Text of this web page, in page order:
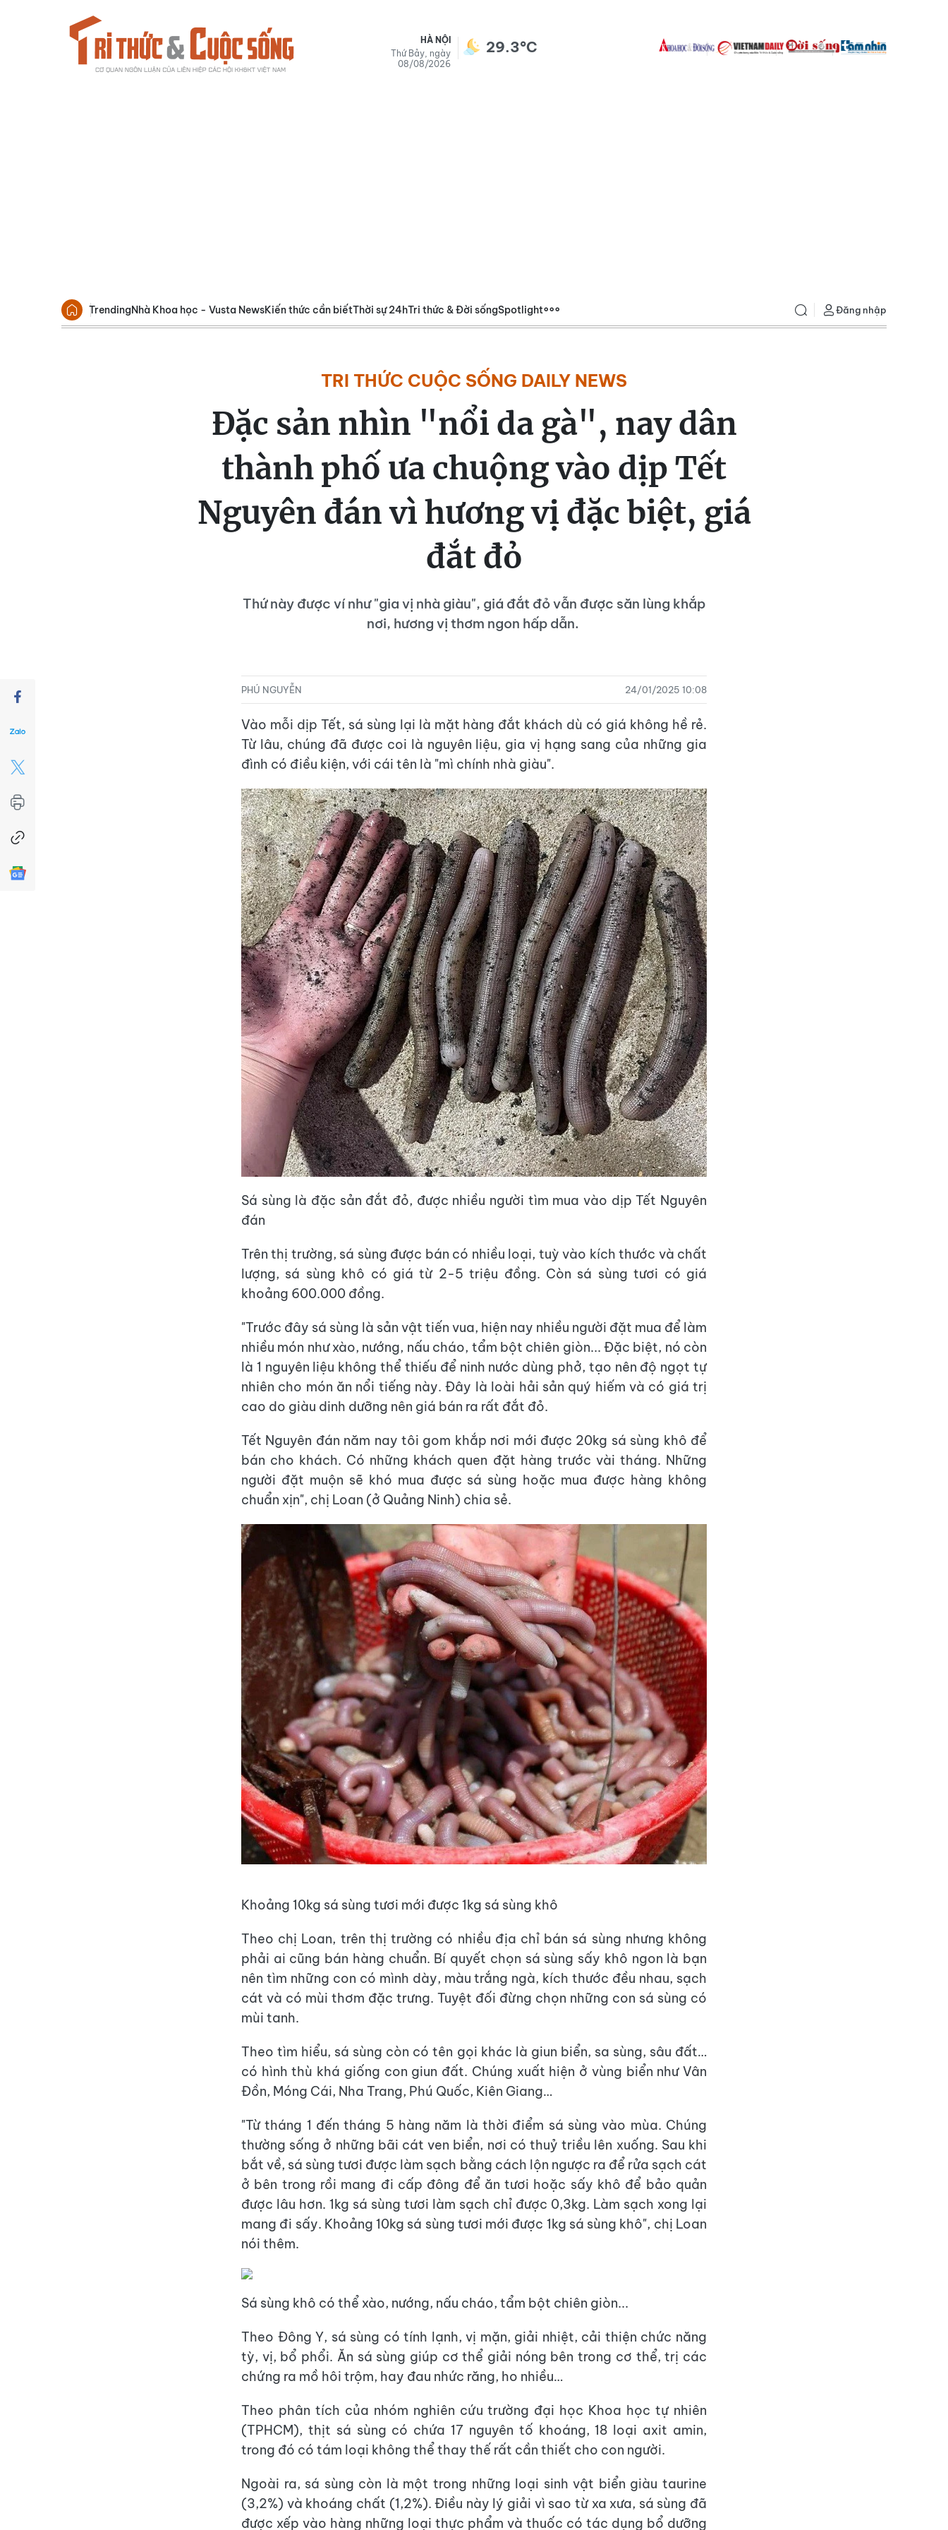
HÀ NỘI
Thứ Bảy, ngày
08/08/2026
29.3°C
TrendingNhà Khoa học - Vusta NewsKiến thức cần biếtThời sự 24hTri thức & Đời sốngSpotlight Đăng nhập
TRI THỨC CUỘC SỐNG DAILY NEWS
Đặc sản nhìn "nổi da gà", nay dân
thành phố ưa chuộng vào dịp Tết
Nguyên đán vì hương vị đặc biệt, giá
đắt đỏ
Thứ này được ví như "gia vị nhà giàu", giá đắt đỏ vẫn được săn lùng khắp
nơi, hương vị thơm ngon hấp dẫn.
PHÚ NGUYỄN 24/01/2025 10:08
Vào mỗi dịp Tết, sá sùng lại là mặt hàng đắt khách dù có giá không hề rẻ.
Từ lâu, chúng đã được coi là nguyên liệu, gia vị hạng sang của những gia
đình có điều kiện, với cái tên là "mì chính nhà giàu".
Sá sùng là đặc sản đắt đỏ, được nhiều người tìm mua vào dịp Tết Nguyên
đán
Trên thị trường, sá sùng được bán có nhiều loại, tuỳ vào kích thước và chất
lượng, sá sùng khô có giá từ 2-5 triệu đồng. Còn sá sùng tươi có giá
khoảng 600.000 đồng.
"Trước đây sá sùng là sản vật tiến vua, hiện nay nhiều người đặt mua để làm
nhiều món như xào, nướng, nấu cháo, tẩm bột chiên giòn... Đặc biệt, nó còn
là 1 nguyên liệu không thể thiếu để ninh nước dùng phở, tạo nên độ ngọt tự
nhiên cho món ăn nổi tiếng này. Đây là loài hải sản quý hiếm và có giá trị
cao do giàu dinh dưỡng nên giá bán ra rất đắt đỏ.
Tết Nguyên đán năm nay tôi gom khắp nơi mới được 20kg sá sùng khô để
bán cho khách. Có những khách quen đặt hàng trước vài tháng. Những
người đặt muộn sẽ khó mua được sá sùng hoặc mua được hàng không
chuẩn xịn", chị Loan (ở Quảng Ninh) chia sẻ.
Khoảng 10kg sá sùng tươi mới được 1kg sá sùng khô
Theo chị Loan, trên thị trường có nhiều địa chỉ bán sá sùng nhưng không
phải ai cũng bán hàng chuẩn. Bí quyết chọn sá sùng sấy khô ngon là bạn
nên tìm những con có mình dày, màu trắng ngà, kích thước đều nhau, sạch
cát và có mùi thơm đặc trưng. Tuyệt đối đừng chọn những con sá sùng có
mùi tanh.
Theo tìm hiểu, sá sùng còn có tên gọi khác là giun biển, sa sùng, sâu đất…
có hình thù khá giống con giun đất. Chúng xuất hiện ở vùng biển như Vân
Đồn, Móng Cái, Nha Trang, Phú Quốc, Kiên Giang…
"Từ tháng 1 đến tháng 5 hàng năm là thời điểm sá sùng vào mùa. Chúng
thường sống ở những bãi cát ven biển, nơi có thuỷ triều lên xuống. Sau khi
bắt về, sá sùng tươi được làm sạch bằng cách lộn ngược ra để rửa sạch cát
ở bên trong rồi mang đi cấp đông để ăn tươi hoặc sấy khô để bảo quản
được lâu hơn. 1kg sá sùng tươi làm sạch chỉ được 0,3kg. Làm sạch xong lại
mang đi sấy. Khoảng 10kg sá sùng tươi mới được 1kg sá sùng khô", chị Loan
nói thêm.
Sá sùng khô có thể xào, nướng, nấu cháo, tẩm bột chiên giòn...
Theo Đông Y, sá sùng có tính lạnh, vị mặn, giải nhiệt, cải thiện chức năng
tỳ, vị, bổ phổi. Ăn sá sùng giúp cơ thể giải nóng bên trong cơ thể, trị các
chứng ra mồ hôi trộm, hay đau nhức răng, ho nhiều…
Theo phân tích của nhóm nghiên cứu trường đại học Khoa học tự nhiên
(TPHCM), thịt sá sùng có chứa 17 nguyên tố khoáng, 18 loại axit amin,
trong đó có tám loại không thể thay thế rất cần thiết cho con người.
Ngoài ra, sá sùng còn là một trong những loại sinh vật biển giàu taurine
(3,2%) và khoáng chất (1,2%). Điều này lý giải vì sao từ xa xưa, sá sùng đã
được xếp vào hàng những loại thực phẩm và thuốc có tác dụng bổ dưỡng